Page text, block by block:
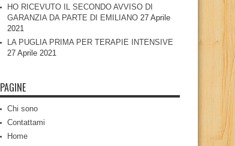
HO RICEVUTO IL SECONDO AVVISO DI
GARANZIA DA PARTE DI EMILIANO 27 Aprile
2021
LA PUGLIA PRIMA PER TERAPIE INTENSIVE
27 Aprile 2021
PAGINE
Chi sono
Contattami
Home